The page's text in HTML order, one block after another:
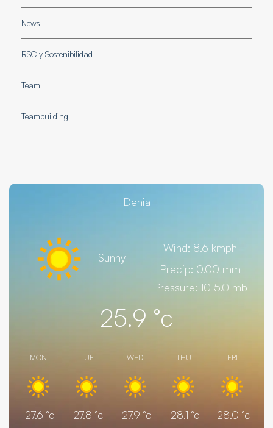
News
RSC y Sostenibilidad
Team
Teambuilding
Denia
Sunny
Wind: 8.6 kmph
Precip: 0.00 mm
Pressure: 1015.0 mb
25.9 °c
MON
27.6 °c
TUE
27.8 °c
WED
27.9 °c
THU
28.1 °c
FRI
28.0 °c